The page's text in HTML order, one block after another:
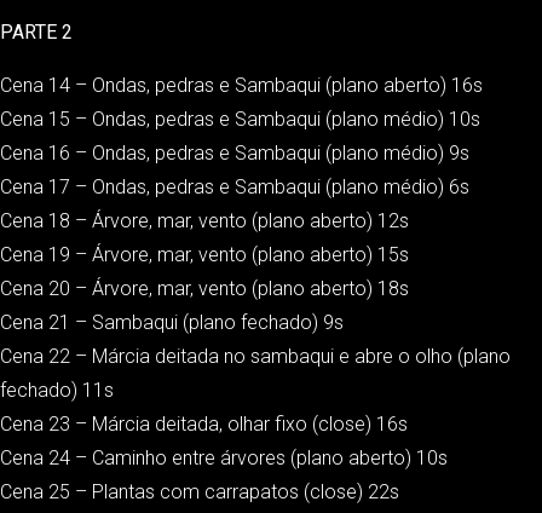
PARTE 2
Cena 14 – Ondas, pedras e Sambaqui (plano aberto) 16s
Cena 15 – Ondas, pedras e Sambaqui (plano médio) 10s
Cena 16 – Ondas, pedras e Sambaqui (plano médio) 9s
Cena 17 – Ondas, pedras e Sambaqui (plano médio) 6s
Cena 18 – Árvore, mar, vento (plano aberto) 12s
Cena 19 – Árvore, mar, vento (plano aberto) 15s
Cena 20 – Árvore, mar, vento (plano aberto) 18s
Cena 21 – Sambaqui (plano fechado) 9s
Cena 22 – Márcia deitada no sambaqui e abre o olho (plano
fechado) 11s
Cena 23 – Márcia deitada, olhar fixo (close) 16s
Cena 24 – Caminho entre árvores (plano aberto) 10s
Cena 25 – Plantas com carrapatos (close) 22s